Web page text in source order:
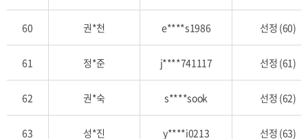
60 권*천 e****s1986 선정 (60)
61 정*준 j****741117 선정 (61)
62 권*숙 s****sook 선정 (62)
63 성*진 y****i0213 선정 (63)